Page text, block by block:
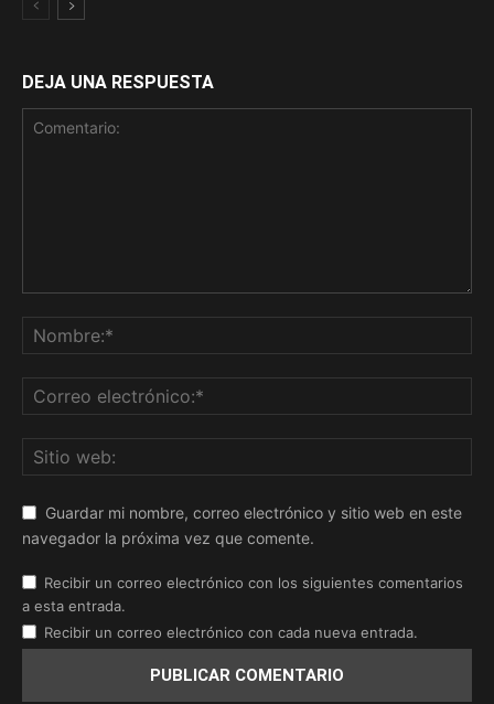
DEJA UNA RESPUESTA
Guardar mi nombre, correo electrónico y sitio web en este
navegador la próxima vez que comente.
Recibir un correo electrónico con los siguientes comentarios
a esta entrada.
Recibir un correo electrónico con cada nueva entrada.